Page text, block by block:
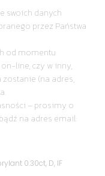
swoich danych
przez Państwa
od momentu
line, czy w inny,
(na adres,
– prosimy o
na adres email:
0.30ct, D, IF